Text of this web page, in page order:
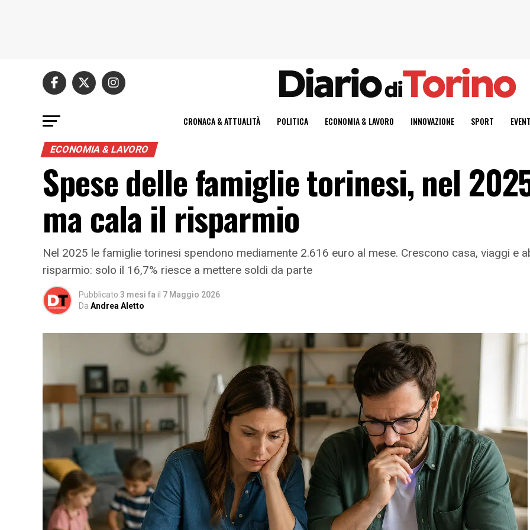
CRONACA & ATTUALITÀ POLITICA ECONOMIA & LAVORO INNOVAZIONE SPORT
ECONOMIA & LAVORO
Spese delle famiglie torinesi, nel
ma cala il risparmio
Nel 2025 le famiglie torinesi spendono mediamente 2.616 euro al mese. Crescono casa, viaggi e
risparmio: solo il 16,7% riesce a mettere soldi da parte
Pubblicato 3 mesi fa il 7 Maggio 2026
Da Andrea Aletto